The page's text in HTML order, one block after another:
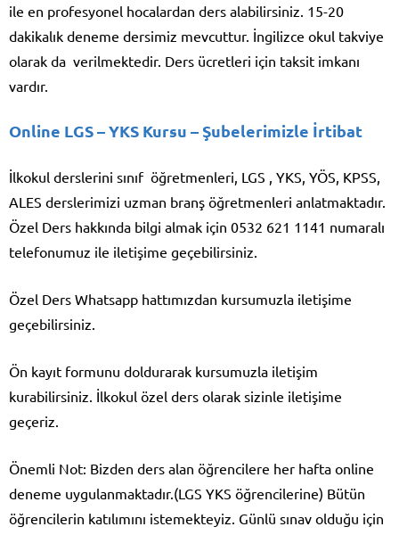
ile en profesyonel hocalardan ders alabilirsiniz. 15-20
dakikalık deneme dersimiz mevcuttur. İngilizce okul takviye
olarak da verilmektedir. Ders ücretleri için taksit imkanı
vardır.
Online LGS – YKS Kursu – Şubelerimizle İrtibat
İlkokul derslerini sınıf öğretmenleri, LGS , YKS, YÖS, KPSS,
ALES derslerimizi uzman branş öğretmenleri anlatmaktadır.
Özel Ders hakkında bilgi almak için 0532 621 1141 numaralı
telefonumuz ile iletişime geçebilirsiniz.
Özel Ders Whatsapp hattımızdan kursumuzla iletişime
geçebilirsiniz.
Ön kayıt formunu doldurarak kursumuzla iletişim
kurabilirsiniz. İlkokul özel ders olarak sizinle iletişime
geçeriz.
Önemli Not: Bizden ders alan öğrencilere her hafta online
deneme uygulanmaktadır.(LGS YKS öğrencilerine) Bütün
öğrencilerin katılımını istemekteyiz. Günlü sınav olduğu için